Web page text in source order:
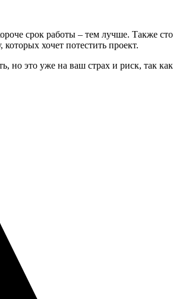
срок работы – тем лучше. Также
хочет потестить проект.
это уже на ваш страх и риск, так как